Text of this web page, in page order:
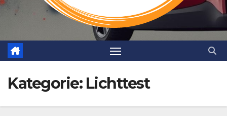
Kategorie: Lichttest